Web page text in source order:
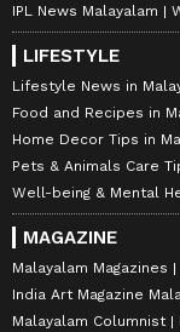
IPL News Malayalam
LIFESTYLE
Lifestyle News in
Food and Recipes in
Home Decor Tips in
Pets & Animals Care
Well-being & Mental
MAGAZINE
Malayalam Magazines
India Art Magazine
Malayalam Columnist